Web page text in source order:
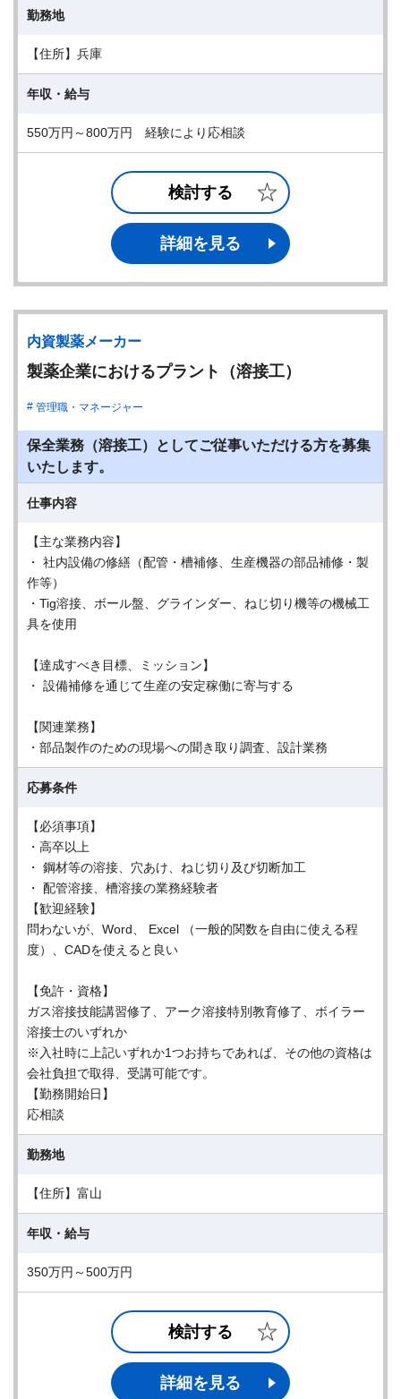
勤務地
【住所】兵庫
年収・給与
550万円～800万円 経験により応相談
検討する
詳細を見る
内資製薬メーカー
製薬企業におけるプラント（溶接工）
管理職・マネージャー
保全業務（溶接工）としてご従事いただける方を募集
いたします。
仕事内容
【主な業務内容】
・ 社内設備の修繕（配管・槽補修、生産機器の部品補修・製
作等）
・Tig溶接、ボール盤、グラインダー、ねじ切り機等の機械工
具を使用
【達成すべき目標、ミッション】
・ 設備補修を通じて生産の安定稼働に寄与する
【関連業務】
・部品製作のための現場への聞き取り調査、設計業務
応募条件
【必須事項】
・高卒以上
・ 鋼材等の溶接、穴あけ、ねじ切り及び切断加工
・ 配管溶接、槽溶接の業務経験者
【歓迎経験】
問わないが、Word、 Excel （一般的関数を自由に使える程
度）、CADを使えると良い
【免許・資格】
ガス溶接技能講習修了、アーク溶接特別教育修了、ボイラー
溶接士のいずれか
※入社時に上記いずれか1つお持ちであれば、その他の資格は
会社負担で取得、受講可能です。
【勤務開始日】
応相談
勤務地
【住所】富山
年収・給与
350万円～500万円
検討する
詳細を見る